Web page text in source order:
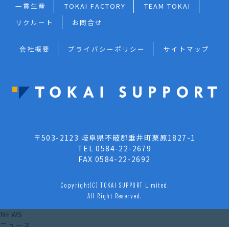
一貫生産
TOKAI FACTORY
TEAM TOKAI
リクルート
お問合せ
会社概要 プライバシーポリシー サイトマップ
〒503-2123 岐阜県不破郡垂井町栗原1827-1
TEL 0584-22-2679
FAX 0584-22-2692
Copyright(C) TOKAI SUPPORT Limited.
All Right Reserved.
NEWS